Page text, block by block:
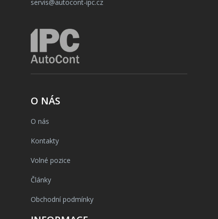
servis@autocont-ipc.cz
O NÁS
O nás
Kontakty
Volné pozice
Články
Obchodní podmínky